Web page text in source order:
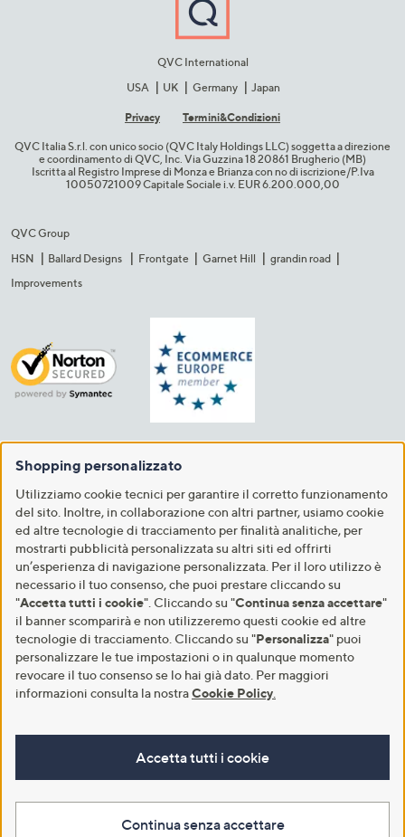
QVC International
USA
UK Germany Japan
Privacy Termini&C​ondizioni
QVC Italia S.r.l. con unico socio (QVC Italy Holdings LLC) soggetta a direzione
e coordinamento di QVC, Inc. Via Guzzina 18 20861 Brugherio (MB)​
Iscritta al Registro Imprese di Monza e Brianza con no di iscrizione/P.Iva
10050721009 Capitale Sociale i.v. EUR 6.200.000,00​
QVC Group
HSN
Ballard Designs Frontgate Garnet Hill
grandin road
Improvements
Shopping personalizzato
Utilizziamo cookie tecnici per garantire il corretto funzionamento
del sito. Inoltre, in collaborazione con altri partner, usiamo cookie
ed altre tecnologie di tracciamento per finalità analitiche, per
mostrarti pubblicità personalizzata su altri siti ed offrirti
un’esperienza di navigazione personalizzata. Per il loro utilizzo è
necessario il tuo consenso, che puoi prestare cliccando su
"Accetta tutti i cookie". Cliccando su "Continua senza accettare"
il banner scomparirà e non utilizzeremo questi cookie ed altre
tecnologie di tracciamento. Cliccando su "Personalizza" puoi
personalizzare le tue impostazioni o in qualunque momento
revocare il tuo consenso se lo hai già dato. Per maggiori
informazioni consulta la nostraCookie Policy
Accetta tutti i cookie
Continua senza accettare